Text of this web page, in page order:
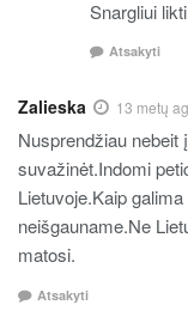
Snargliui
Atsakyti
Zalieska 13 metų
Nusprendžiau nebeit
suvažinėt.Indomi
Lietuvoje.Kaip
neišgauname.Ne
matosi.
Atsakyti